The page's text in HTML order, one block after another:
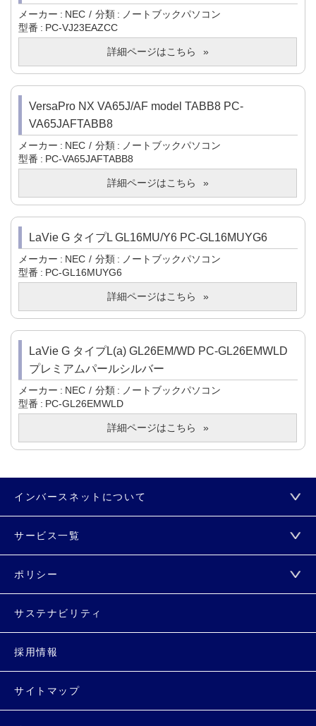
メーカー NEC 分類
ノートブックパソコン
型番
PC-VJ23EAZCC
詳細ページはこちら
VersaPro NX VA65J/AF model TABB8 PC-
VA65JAFTABB8
メーカー NEC 分類
ノートブックパソコン
型番
PC-VA65JAFTABB8
詳細ページはこちら
LaVie G タイプL GL16MU/Y6 PC-GL16MUYG6
メーカー NEC 分類
ノートブックパソコン
型番
PC-GL16MUYG6
詳細ページはこちら
LaVie G タイプL(a) GL26EM/WD PC-GL26EMWLD
プレミアムパールシルバー
メーカー NEC 分類
ノートブックパソコン
型番
PC-GL26EMWLD
詳細ページはこちら
インバースネットについて
サービス一覧
ポリシー
サステナビリティ
採用情報
サイトマップ